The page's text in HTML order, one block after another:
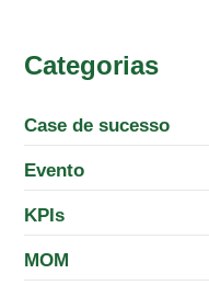
Categorias
Case de sucesso
Evento
KPIs
MOM